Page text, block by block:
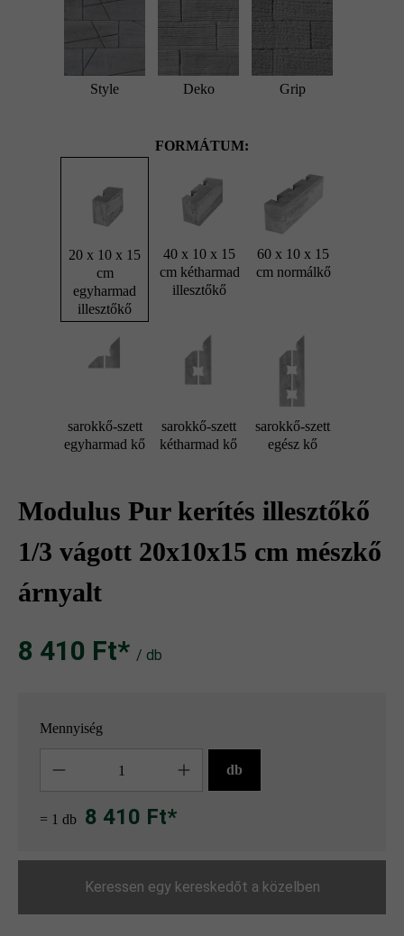
Style Deko Grip
FORMÁTUM:
20 x 10 x 15
cm
egyharmad
illesztőkő
40 x 10 x 15
cm kétharmad
illesztőkő
60 x 10 x 15
cm normálkő
sarokkő-szett
egyharmad kő
sarokkő-szett
kétharmad kő
sarokkő-szett
egész kő
Modulus Pur kerítés illesztőkő
1/3 vágott 20x10x15 cm mészkő
árnyalt
8 410 Ft‎‎‎* / db
Mennyiség
db
= 1 db 8 410 Ft*
Keressen egy kereskedőt a közelben